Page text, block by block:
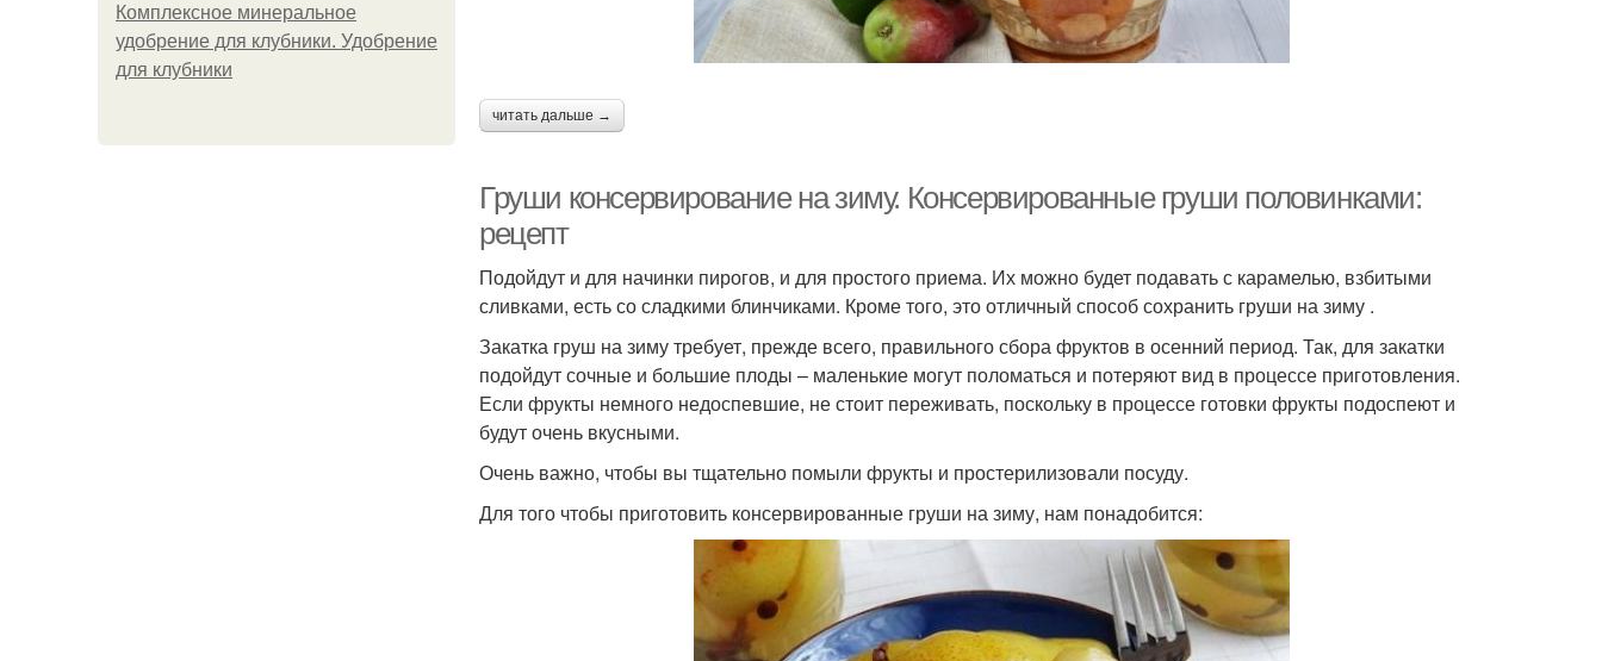
Комплексное минеральное
удобрение для клубники. Удобрение
для клубники
читать дальше →
Груши консервирование на зиму. Консервированные груши половинками:
рецепт
Подойдут и для начинки пирогов, и для простого приема. Их можно будет подавать с карамелью, взбитыми
сливками, есть со сладкими блинчиками. Кроме того, это отличный способ сохранить груши на зиму .
Закатка груш на зиму требует, прежде всего, правильного сбора фруктов в осенний период. Так, для закатки
подойдут сочные и большие плоды – маленькие могут поломаться и потеряют вид в процессе приготовления.
Если фрукты немного недоспевшие, не стоит переживать, поскольку в процессе готовки фрукты подоспеют и
будут очень вкусными.
Очень важно, чтобы вы тщательно помыли фрукты и простерилизовали посуду.
Для того чтобы приготовить консервированные груши на зиму, нам понадобится: